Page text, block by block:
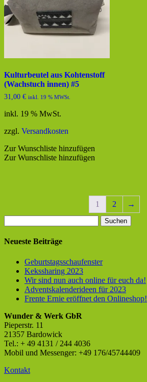
Kulturbeutel aus Kohtenstoff
(Wachstuch innen) #5
31,00 € inkl. 19 % MWSt.
inkl. 19 % MwSt.
zzgl. Versandkosten
Zur Wunschliste hinzufügen
Zur Wunschliste hinzufügen
1 2
→
nach:
Neueste Beiträge
Geburtstagsschaufenster
Kekssharing 2023
Wir sind nun auch online für euch da!
Adventskalenderideen für 2023
Frente Ernie eröffnet den Onlineshop!
Wunder & Werk GbR
Pieperstr. 11
21357 Bardowick
Tel.: + 49 4131 / 244 4036
Mobil und Messenger: +49 176/45744409
Kontakt